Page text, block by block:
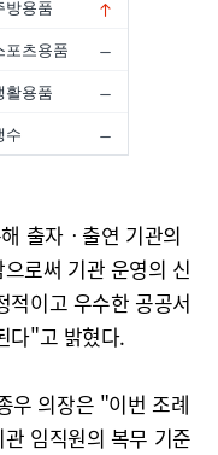
출자ㆍ출연 기관의
로써 기관 운영의 신
적이고 우수한 공공서
다"고 밝혔다.
우 의장은 "이번 조례
임직원의 복무 기준